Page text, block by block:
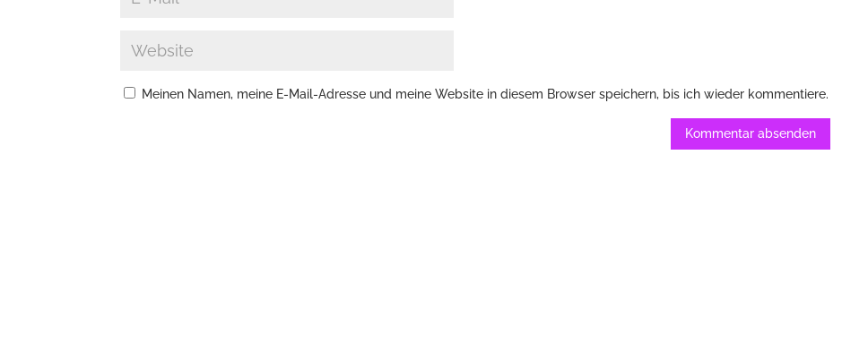
Meinen Namen, meine E-Mail-Adresse und meine Website in diesem Browser speichern, bis ich wieder kommentiere.